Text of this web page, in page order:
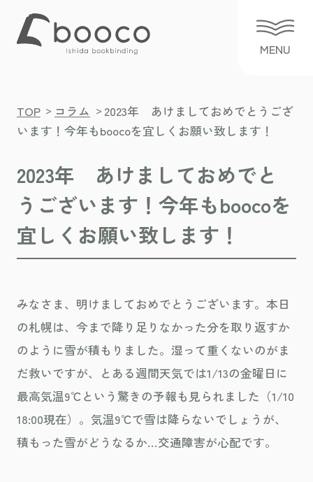
TOP > コラム > 2023年 あけましておめでとうござ
います！今年もboocoを宜しくお願い致します！
2023年 あけましておめでと
うございます！今年もboocoを
宜しくお願い致します！
みなさま、明けましておめでとうございます。本日
の札幌は、今まで降り足りなかった分を取り返すか
のように雪が積もりました。湿って重くないのがま
だ救いですが、とある週間天気では1/13の金曜日に
最高気温9℃という驚きの予報も見られました（1/10
18:00現在）。気温9℃で雪は降らないでしょうが、
積もった雪がどうなるか…交通障害が心配です。